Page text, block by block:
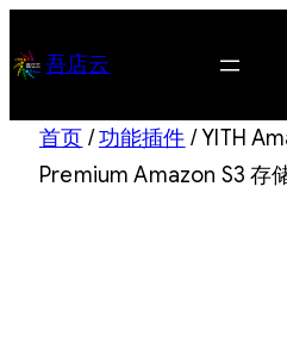
至 吾店云
首页 /功能插件 / YITH
Premium Amazon S3 存